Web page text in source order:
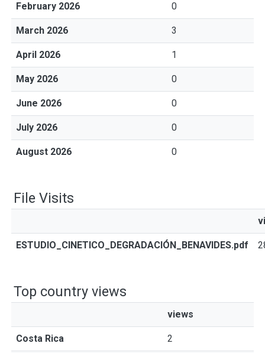
February 2026 0
March 2026 3
April 2026 1
May 2026 0
June 2026 0
July 2026 0
August 2026 0
File Visits
ESTUDIO_CINETICO_DEGRADACIÓN_BENAVIDES.pdf
Top country views
views
Costa Rica 2